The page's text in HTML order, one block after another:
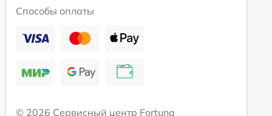
Способы оплаты
© 2026 Сервисный центр Fortuna